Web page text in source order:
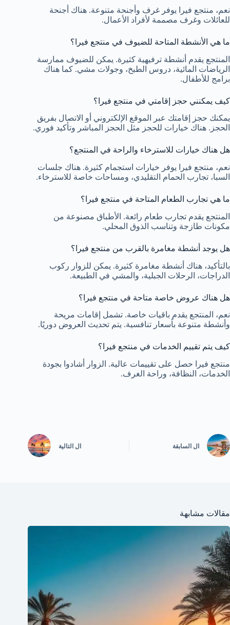
نعم، منتجع فيرا يوفر غرف وأجنحة متنوعة. هناك أجنحة
للعائلات وغرف مصممة لأفراد الأعمال.
ما هي الأنشطة المتاحة للضيوف في منتجع فيرا؟
المنتجع يقدم أنشطة ترفيهية كثيرة. يمكن للضيوف ممارسة
الرياضات المائية، دروس الطبخ، وجولات مشي. كما هناك
برامج للأطفال.
كيف يمكنني حجز إقامتي في منتجع فيرا؟
يمكنك حجز إقامتك عبر الموقع الإلكتروني أو الاتصال بفريق
الحجز. هناك خيارات للحجز مثل الحجز المباشر وتأكيد فوري.
هل هناك خيارات للاسترخاء والراحة في المنتجع؟
نعم، منتجع فيرا يوفر خيارات استجمام كثيرة. هناك جلسات
السبا، تجارب الحمام التقليدي، ومساحات خاصة للاسترخاء.
ما هي تجارب الطعام المتاحة في منتجع فيرا؟
المنتجع يقدم تجارب طعام رائعة. الأطباق مصنوعة من
مكونات طازجة وتناسب الذوق المحلي.
هل يوجد أنشطة مغامرة بالقرب من منتجع فيرا؟
بالتأكيد، هناك أنشطة مغامرة كثيرة. يمكن للزوار ركوب
الدراجات، الرحلات الجبلية، والمشي في الطبيعة.
هل هناك عروض خاصة متاحة في منتجع فيرا؟
نعم، المنتجع يقدم باقيات خاصة. تشمل إقامات مريحة
وأنشطة متنوعة بأسعار تنافسية. يتم تحديث العروض دوريًا.
كيف يتم تقييم الخدمات في منتجع فيرا؟
منتجع فيرا حصل على تقييمات عالية. الزوار أشادوا بجودة
الخدمات، النظافة، وراحة الغرف.
ال السابقة ال التالية
مقالات مشابهة